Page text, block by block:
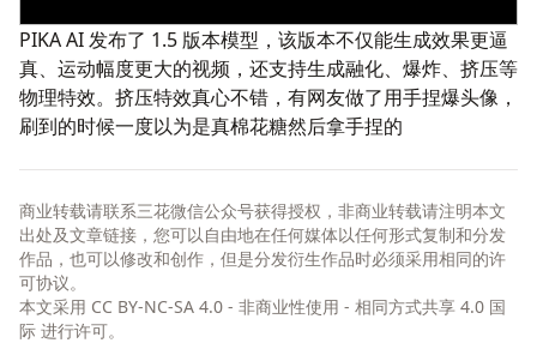
PIKA AI发布了 1.5 版本模型，该版本不仅能生成效果更逼
真、运动幅度更大的视频，还支持生成融化、爆炸、挤压等
物理特效。挤压特效真心不错，有网友做了用手捏爆头像，
刷到的时候一度以为是真棉花糖然后拿手捏的
商业转载请联系三花微信公众号获得授权，非商业转载请注明本文
出处及文章链接，您可以自由地在任何媒体以任何形式复制和分发
作品，也可以修改和创作，但是分发衍生作品时必须采用相同的许
可协议。
本文采用 CC BY-NC-SA 4.0 - 非商业性使用 - 相同方式共享 4.0 国
际 进行许可。